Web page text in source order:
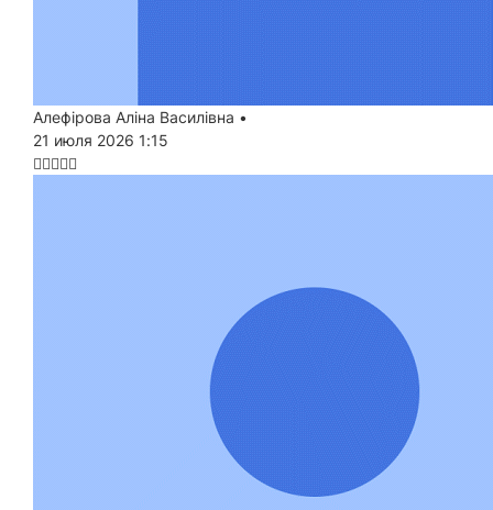
Алефірова Аліна Василівна •
21 июля 2026 1:15